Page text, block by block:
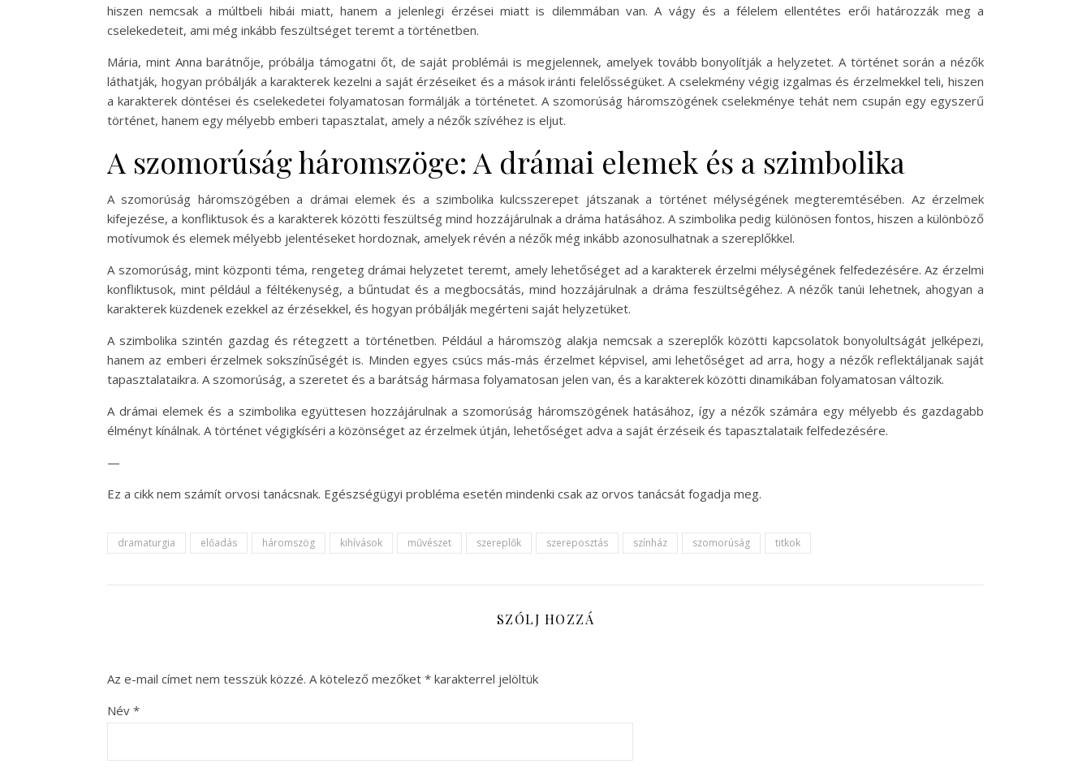
hiszen nemcsak a múltbeli hibái miatt, hanem a jelenlegi érzései miatt is dilemmában van. A vágy és a félelem ellentétes erői határozzák meg a
cselekedeteit, ami még inkább feszültséget teremt a történetben.
Mária, mint Anna barátnője, próbálja támogatni őt, de saját problémái is megjelennek, amelyek tovább bonyolítják a helyzetet. A történet során a nézők
láthatják, hogyan próbálják a karakterek kezelni a saját érzéseiket és a mások iránti felelősségüket. A cselekmény végig izgalmas és érzelmekkel teli, hiszen
a karakterek döntései és cselekedetei folyamatosan formálják a történetet. A szomorúság háromszögének cselekménye tehát nem csupán egy egyszerű
történet, hanem egy mélyebb emberi tapasztalat, amely a nézők szívéhez is eljut.
A szomorúság háromszöge: A drámai elemek és a szimbolika
A szomorúság háromszögében a drámai elemek és a szimbolika kulcsszerepet játszanak a történet mélységének megteremtésében. Az érzelmek
kifejezése, a konfliktusok és a karakterek közötti feszültség mind hozzájárulnak a dráma hatásához. A szimbolika pedig különösen fontos, hiszen a különböző
motívumok és elemek mélyebb jelentéseket hordoznak, amelyek révén a nézők még inkább azonosulhatnak a szereplőkkel.
A szomorúság, mint központi téma, rengeteg drámai helyzetet teremt, amely lehetőséget ad a karakterek érzelmi mélységének felfedezésére. Az érzelmi
konfliktusok, mint például a féltékenység, a bűntudat és a megbocsátás, mind hozzájárulnak a dráma feszültségéhez. A nézők tanúi lehetnek, ahogyan a
karakterek küzdenek ezekkel az érzésekkel, és hogyan próbálják megérteni saját helyzetüket.
A szimbolika szintén gazdag és rétegzett a történetben. Például a háromszög alakja nemcsak a szereplők közötti kapcsolatok bonyolultságát jelképezi,
hanem az emberi érzelmek sokszínűségét is. Minden egyes csúcs más-más érzelmet képvisel, ami lehetőséget ad arra, hogy a nézők reflektáljanak saját
tapasztalataikra. A szomorúság, a szeretet és a barátság hármasa folyamatosan jelen van, és a karakterek közötti dinamikában folyamatosan változik.
A drámai elemek és a szimbolika együttesen hozzájárulnak a szomorúság háromszögének hatásához, így a nézők számára egy mélyebb és gazdagabb
élményt kínálnak. A történet végigkíséri a közönséget az érzelmek útján, lehetőséget adva a saját érzéseik és tapasztalataik felfedezésére.
—
Ez a cikk nem számít orvosi tanácsnak. Egészségügyi probléma esetén mindenki csak az orvos tanácsát fogadja meg.
dramaturgia előadás háromszög kihívások művészet szereplők szereposztás színház szomorúság titkok
SZÓLJ HOZZÁ
Az e-mail címet nem tesszük közzé. A kötelező mezőket * karakterrel jelöltük
Név *